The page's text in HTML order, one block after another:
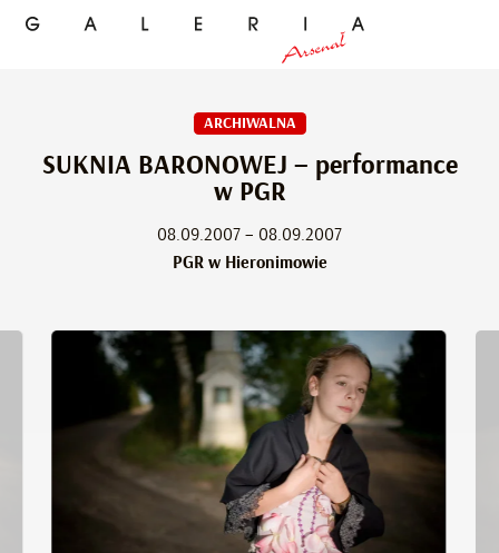
ARCHIWALNA
SUKNIA BARONOWEJ – performance
w PGR
08.09.2007 – 08.09.2007
PGR w Hieronimowie